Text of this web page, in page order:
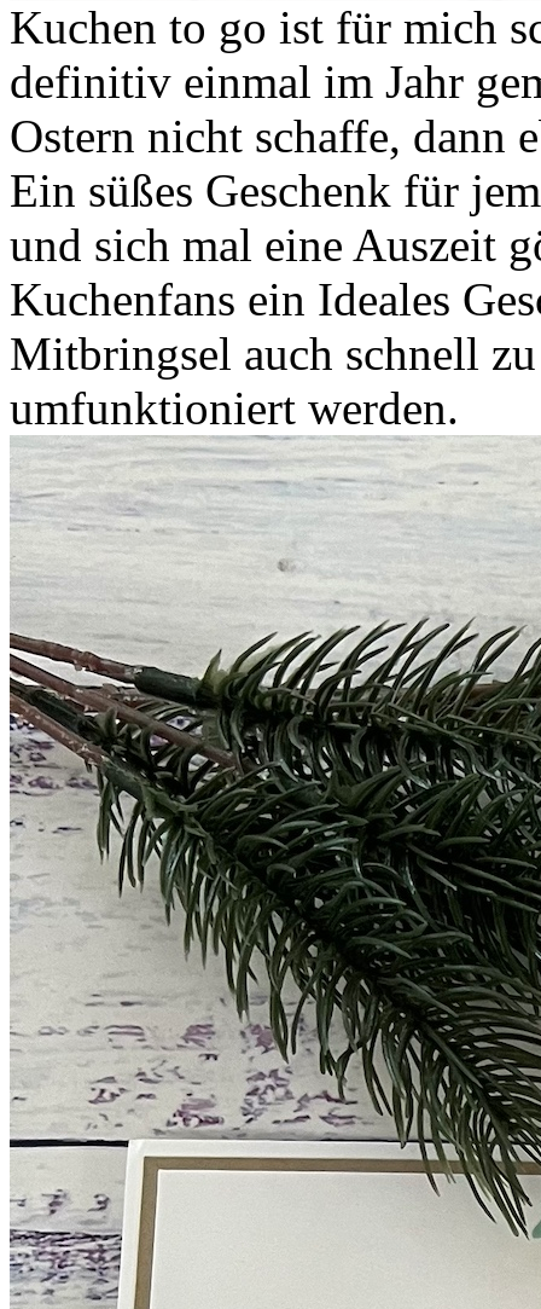
Kuchen to go ist für mich
definitiv einmal im Jahr
Ostern nicht schaffe, dann
Ein süßes Geschenk für
und sich mal eine Auszeit
Kuchenfans ein Ideales
Mitbringsel auch schnell
umfunktioniert werden.